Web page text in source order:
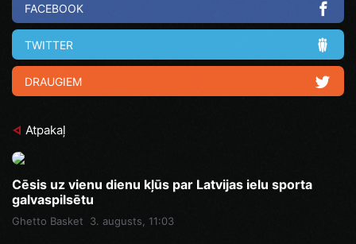
FACEBOOK
TWITTER
DRAUGIEM
Atpakaļ
Cēsis uz vienu dienu kļūs par Latvijas ielu sporta
galvaspilsētu
Ghetto Basket 3. augusts, 11:03